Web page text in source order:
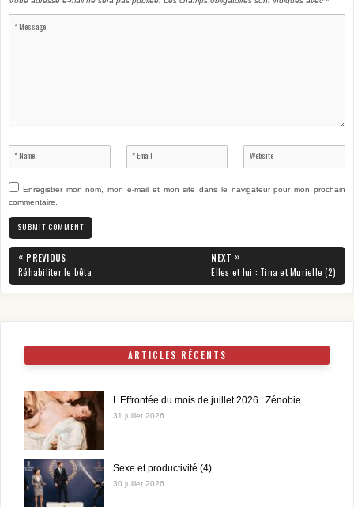
Enregistrer mon nom, mon e-mail et mon site dans le navigateur pour mon prochain
commentaire.
Navigation
de
l’article
« PREVIOUS
PREVIOUS
POST:
Réhabiliter le bêta
NEXT »
NEXT
POST:
Elles et lui : Tina et Murielle (2)
ARTICLES RÉCENTS
L’Effrontée du mois de juillet 2026 : Zénobie
31 juillet 2026
Sexe et productivité (4)
30 juillet 2026